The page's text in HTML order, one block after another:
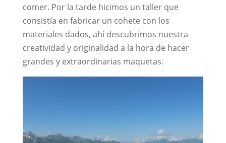
comer. Por la tarde hicimos un taller que
consistía en fabricar un cohete con los
materiales dados, ahí descubrimos nuestra
creatividad y originalidad a la hora de hacer
grandes y extraordinarias maquetas.